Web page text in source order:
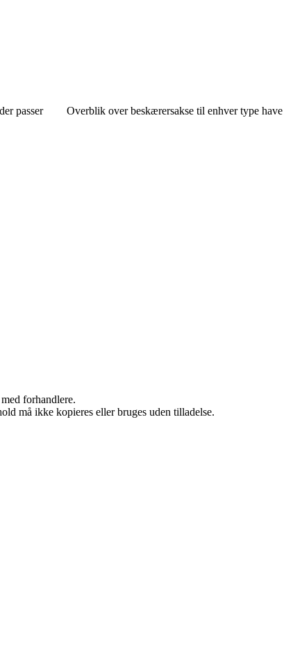
passer
Overblik over beskærersakse til enhver type have
forhandlere.
må ikke kopieres eller bruges uden tilladelse.